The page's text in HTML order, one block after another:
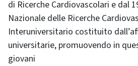
di Ricerche Cardiovascolari e dal
Nazionale delle Ricerche
Interuniversitario costituito
universitarie, promuovendo in
giovani